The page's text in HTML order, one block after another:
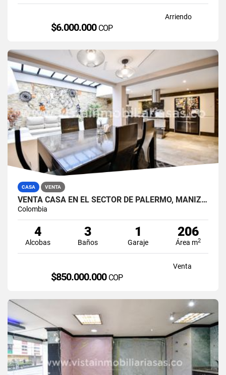
Arriendo
$6.000.000 COP
CASA VENTA
VENTA CASA EN EL SECTOR DE PALERMO, MANIZALES
Colombia
4
Alcobas
3
Baños
1
Garaje
206
Área m2
Venta
$850.000.000 COP